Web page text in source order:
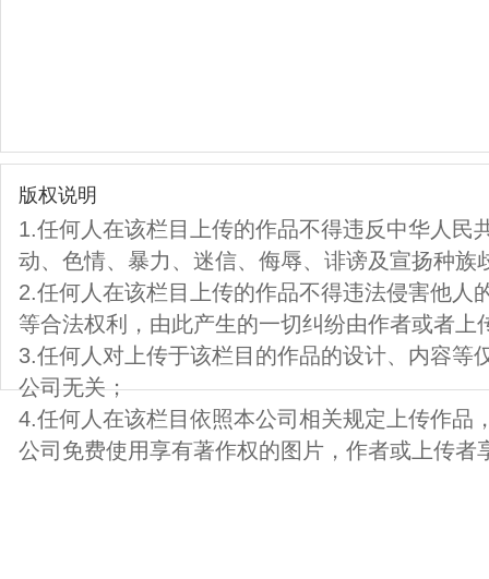
版权说明
1.任何人在该栏目上传的作品不得违反中华人民
动、色情、暴力、迷信、侮辱、诽谤及宣扬种族
2.任何人在该栏目上传的作品不得违法侵害他人
等合法权利，由此产生的一切纠纷由作者或者上
3.任何人对上传于该栏目的作品的设计、内容等
公司无关；
4.任何人在该栏目依照本公司相关规定上传作品
公司免费使用享有著作权的图片，作者或上传者